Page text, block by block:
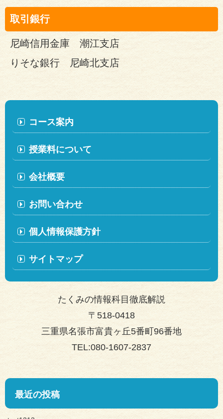
取引銀行
尼崎信用金庫 潮江支店
りそな銀行 尼崎北支店
コース案内
授業料について
会社概要
お問い合わせ
個人情報保護方針
サイトマップ
たくみの情報科目徹底解説
〒518-0418
三重県名張市富貴ヶ丘5番町96番地
TEL:080-1607-2837
最近の投稿